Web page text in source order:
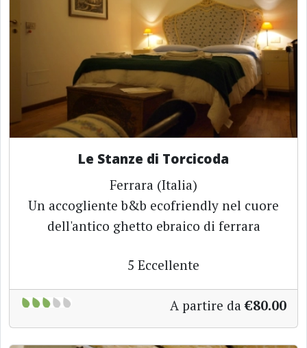
Le Stanze di Torcicoda
Ferrara (Italia)
Un accogliente b&b ecofriendly nel cuore
dell'antico ghetto ebraico di ferrara
5 Eccellente
A partire da €80.00